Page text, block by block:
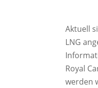
Aktuell
LNG
Royal
werden